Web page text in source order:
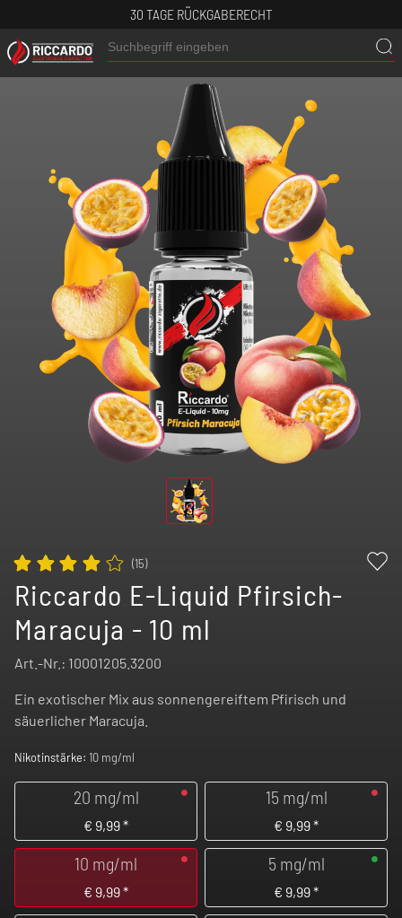
30 TAGE RÜCKGABERECHT
(15)
Riccardo E-Liquid Pfirsich-
Maracuja - 10 ml
Art.-Nr.: 10001205.3200
Ein exotischer Mix aus sonnengereiftem Pfirisch und
säuerlicher Maracuja.
Nikotinstärke: 10 mg/ml
20 mg/ml
€ 9,99*
15 mg/ml
€ 9,99*
10 mg/ml
€ 9,99*
5 mg/ml
€ 9,99*